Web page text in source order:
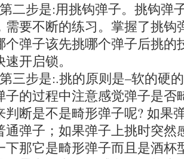
二步是:用挑钩弹子。挑钩弹
需要不断的练习。掌握了挑钩
个弹子该先挑哪个弹子后挑的
开启锁。
三步是:.挑的原则是–软的硬
子的过程中注意感觉弹子是否
判断是不是畸形弹子呢? 如果
通弹子；如果弹子上挑时突然
下那它是畸形弹子而且是酒杯